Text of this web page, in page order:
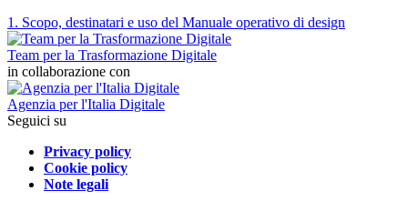
1. Scopo, destinatari e uso del Manuale operativo di design
Team per la Trasformazione Digitale
in collaborazione con
Agenzia per l'Italia Digitale
Seguici su
Privacy policy
Cookie policy
Note legali